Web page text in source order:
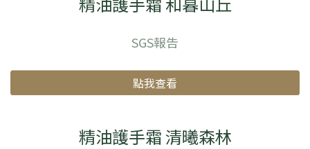
SGS報告
點我查看
精油護手霜 清曦森林